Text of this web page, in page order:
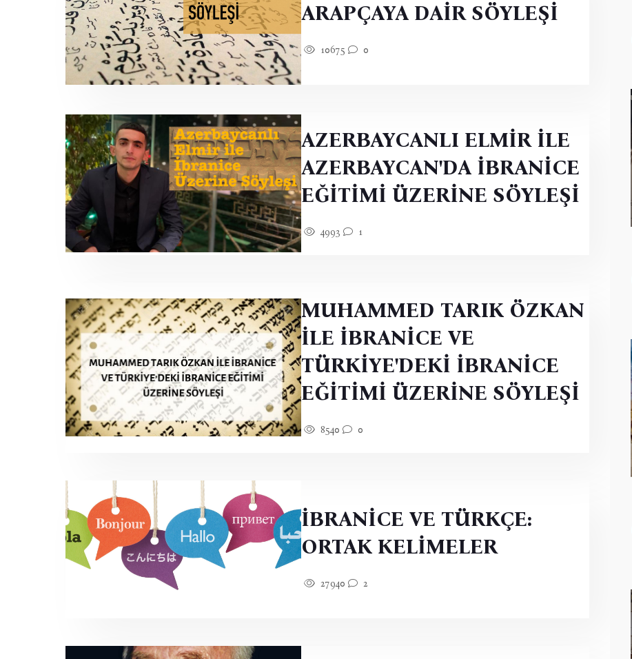
ARAPÇAYA DAİR SÖYLEŞİ
10675 0
AZERBAYCANLI ELMİR İLE
AZERBAYCAN'DA İBRANİCE
EĞİTİMİ ÜZERİNE SÖYLEŞİ
4993 1
MUHAMMED TARIK ÖZKAN
İLE İBRANİCE VE
TÜRKİYE'DEKİ İBRANİCE
EĞİTİMİ ÜZERİNE SÖYLEŞİ
8540 0
İBRANİCE VE TÜRKÇE:
ORTAK KELİMELER
27940 2